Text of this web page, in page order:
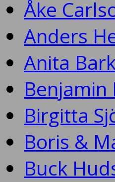
Åke
Anders
Anita
Benjamin
Birgitta
Boris &
Buck